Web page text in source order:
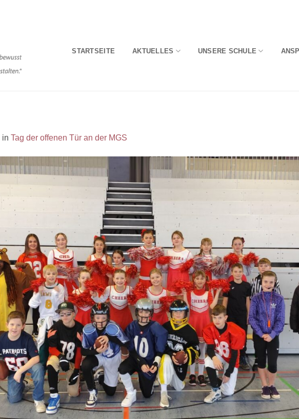
STARTSEITE AKTUELLES UNSERE SCHULE
in Tag der offenen Tür an der MGS